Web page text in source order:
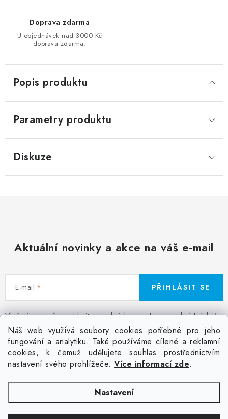
Náš web využívá soubory cookies potřebné pro jeho
fungování a analytiku. Také používáme cílené a reklamní
cookies, k čemuž udělujete souhlas prostřednictvím
nastavení svého prohlížeče. Více informací zde.
Nastavení
Doprava zdarma
U objednávek nad 3000 Kč
doprava zdarma.
Popis produktu
Parametry produktu
Diskuze
Aktuální novinky a akce na váš e-mail
E-mail
Vložením e-mailu souhlasíte spodmínkami ochrany osobních údajů
PŘIHLÁSIT SE
Facebook Kontakt Jak nakupovat
Poptávka potisku textilu
Akce a slevy GDPR + cookies Obchodní podmínky
Doprava
Copyright 2026Colordot.cz. Všechna práva vyhrazena.Upravit nastavení